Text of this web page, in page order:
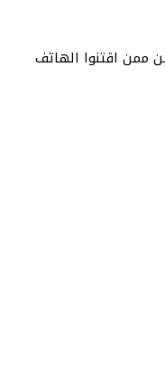
ممن اقتنوا الهاتف